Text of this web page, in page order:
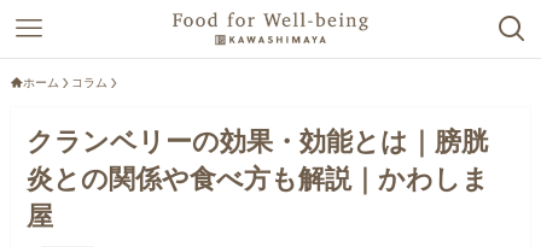
ホーム コラム
クランベリーの効果・効能とは｜膀胱
炎との関係や食べ方も解説｜かわしま
屋